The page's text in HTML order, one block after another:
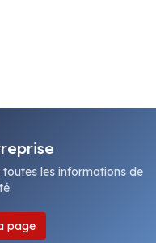
les informations de
page